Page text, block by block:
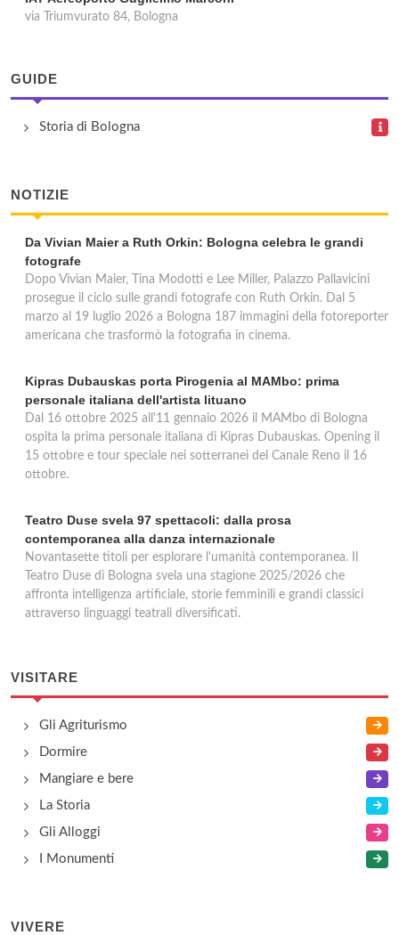
via Triumvurato 84, Bologna
GUIDE
Storia di Bologna
NOTIZIE
Da Vivian Maier a Ruth Orkin: Bologna celebra le grandi
fotografe
Dopo Vivian Maier, Tina Modotti e Lee Miller, Palazzo Pallavicini
prosegue il ciclo sulle grandi fotografe con Ruth Orkin. Dal 5
marzo al 19 luglio 2026 a Bologna 187 immagini della fotoreporter
americana che trasformò la fotografia in cinema.
Kipras Dubauskas porta Pirogenia al MAMbo: prima
personale italiana dell'artista lituano
Dal 16 ottobre 2025 all'11 gennaio 2026 il MAMbo di Bologna
ospita la prima personale italiana di Kipras Dubauskas. Opening il
15 ottobre e tour speciale nei sotterranei del Canale Reno il 16
ottobre.
Teatro Duse svela 97 spettacoli: dalla prosa
contemporanea alla danza internazionale
Novantasette titoli per esplorare l'umanità contemporanea. Il
Teatro Duse di Bologna svela una stagione 2025/2026 che
affronta intelligenza artificiale, storie femminili e grandi classici
attraverso linguaggi teatrali diversificati.
VISITARE
Gli Agriturismo
Dormire
Mangiare e bere
La Storia
Gli Alloggi
I Monumenti
VIVERE